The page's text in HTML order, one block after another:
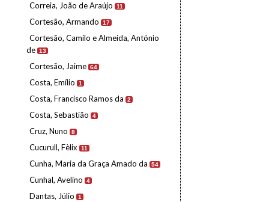
Correia, João de Araújo 11
Cortesão, Armando 17
Cortesão, Camilo e Almeida, António
de 13
Cortesão, Jaime 64
Costa, Emílio 1
Costa, Francisco Ramos da 2
Costa, Sebastião 4
Cruz, Nuno 8
Cucurull, Fèlix 11
Cunha, Maria da Graça Amado da 54
Cunhal, Avelino 4
Dantas, Júlio 1